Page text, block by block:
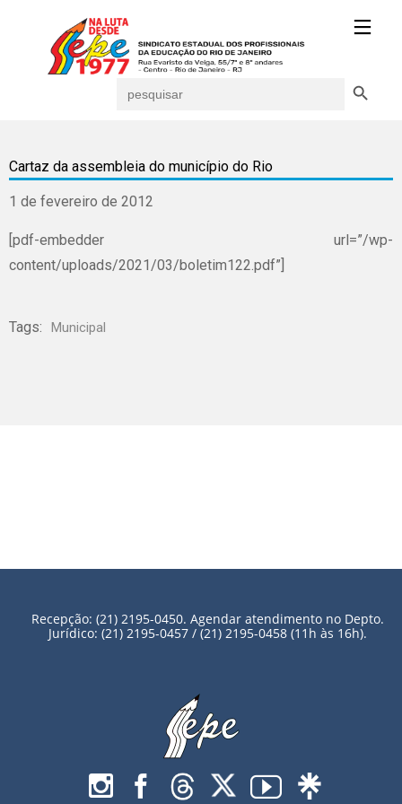
for:
Cartaz da assembleia do município do Rio
1 de fevereiro de 2012
[pdf-embedder url=”/wp-
content/uploads/2021/03/boletim122.pdf”]
Tags: Municipal
Recepção: (21) 2195-0450. Agendar atendimento no Depto.
Jurídico: (21) 2195-0457 / (21) 2195-0458 (11h às 16h).